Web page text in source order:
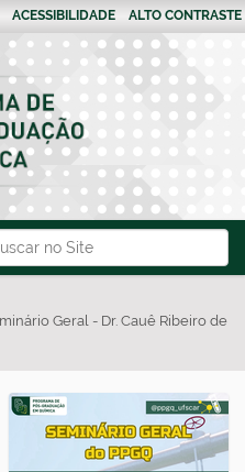
Avançada…
ACESSIBILIDADE ALTO CONTRASTE
Geral - Dr. Cauê Ribeiro de